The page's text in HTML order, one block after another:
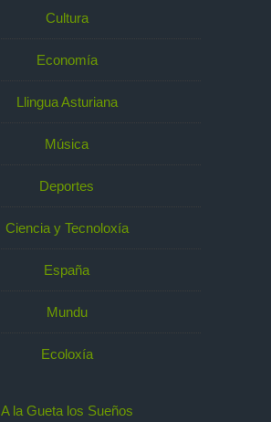
Cultura
Economía
Llingua Asturiana
Música
Deportes
Ciencia y Tecnoloxía
España
Mundu
Ecoloxía
A la Gueta los Sueños